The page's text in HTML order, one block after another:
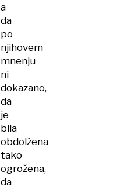
a
da
po
njihovem
mnenju
ni
dokazano,
da
je
bila
obdolžena
tako
ogrožena,
da